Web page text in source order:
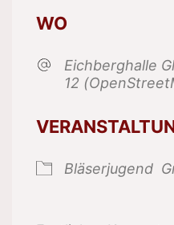
WO
Eichberghalle
12
Bläserjugend